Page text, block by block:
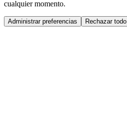
cualquier momento.
Administrar preferencias Rechazar todo